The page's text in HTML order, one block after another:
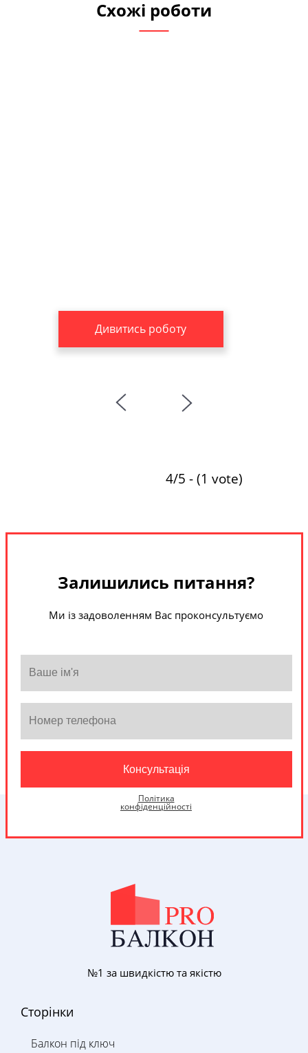
Схожі роботи
Дивитись роботу
4/5 - (1 vote)
Залишились питання?
Ми із задоволенням Вас проконсультуємо
Політика
конфіденційності
№1 за швидкістю та якістю
Сторінки
Балкон під ключ